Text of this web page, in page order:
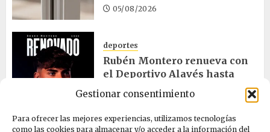
Gestionar consentimiento
Para ofrecer las mejores experiencias, utilizamos tecnologías
como las cookies para almacenar y/o acceder a la información del
05/08/2026
deportes
Rubén Montero renueva con
el Deportivo Alavés hasta